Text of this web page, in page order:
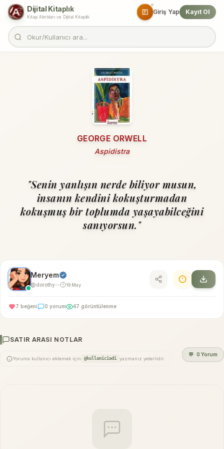
Dijital Kitaplık
Kitap Alıntıları ve Dijital Kitaplık
Giriş Yap Kayıt Ol
GEORGE ORWELL
Aspidistra
"Senin yanlışın nerde biliyor musun,
insanın kendini kokuşturmadan
kokuşmuş bir toplumda yaşayabilceğini
sanıyorsun."
Meryem
@dorothy• • 19 May
7 beğeni 0 yorum 47 görüntülenme
SATIR ARASI NOTLAR
Yoruma kullanıcı eklemek için @kullaniciadi yazmanız yeterlidir.
💬 0 Yorum